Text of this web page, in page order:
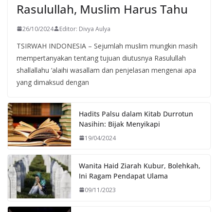
Rasulullah, Muslim Harus Tahu
26/10/2024 Editor: Divya Aulya
TSIRWAH INDONESIA – Sejumlah muslim mungkin masih
mempertanyakan tentang tujuan diutusnya Rasulullah
shallallahu ‘alaihi wasallam dan penjelasan mengenai apa
yang dimaksud dengan
Hadits Palsu dalam Kitab Durrotun
Nasihin: Bijak Menyikapi
19/04/2024
Wanita Haid Ziarah Kubur, Bolehkah,
Ini Ragam Pendapat Ulama
09/11/2023